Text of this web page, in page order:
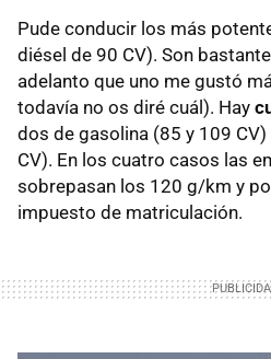
Pude conducir los más
diésel de 90 CV). Son
adelanto que uno me gustó
todavía no os diré cuál). Hay
dos de gasolina (85 y 109
CV). En los cuatro casos las
sobrepasan los 120 g/km y
impuesto de matriculación.